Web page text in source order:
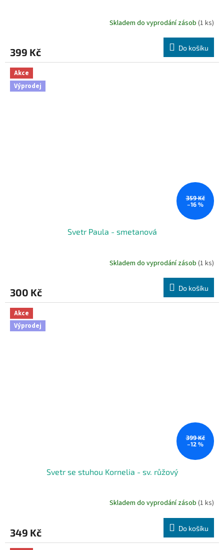
Skladem do vyprodání zásob (1 ks)
399 Kč Do košíku
Akce
Výprodej
359 Kč
–16 %
Svetr Paula - smetanová
Skladem do vyprodání zásob (1 ks)
300 Kč Do košíku
Akce
Výprodej
399 Kč
–12 %
Svetr se stuhou Kornelia - sv. růžový
Skladem do vyprodání zásob (1 ks)
349 Kč Do košíku